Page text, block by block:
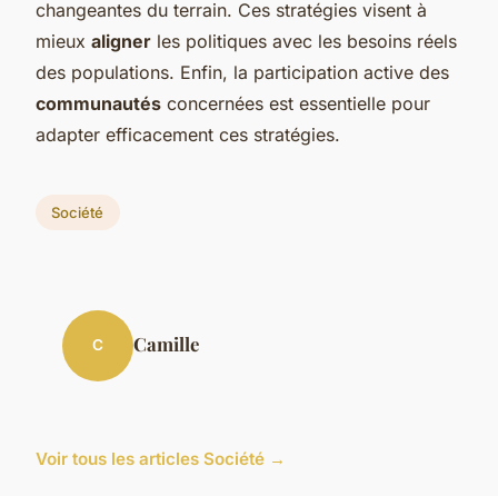
changeantes du terrain. Ces stratégies visent à
mieux aligner les politiques avec les besoins réels
des populations. Enfin, la participation active des
communautés concernées est essentielle pour
adapter efficacement ces stratégies.
Société
C Camille
Voir tous les articles Société →